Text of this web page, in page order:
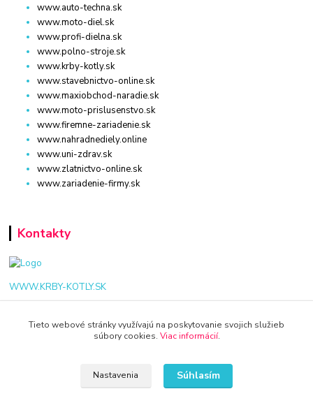
www.auto-techna.sk
www.moto-diel.sk
www.profi-dielna.sk
www.polno-stroje.sk
www.krby-kotly.sk
www.stavebnictvo-online.sk
www.maxiobchod-naradie.sk
www.moto-prislusenstvo.sk
www.firemne-zariadenie.sk
www.nahradnediely.online
www.uni-zdrav.sk
www.zlatnictvo-online.sk
www.zariadenie-firmy.sk
Kontakty
WWW.KRBY-KOTLY.SK
Tieto webové stránky využívajú na poskytovanie svojich služieb
súbory cookies. Viac informácií.
Nastavenia Súhlasím